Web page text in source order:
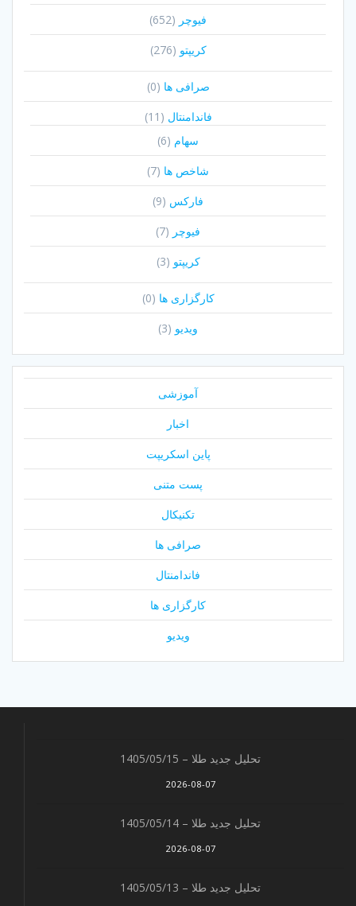
فیوچر (652)
کریپتو (276)
صرافی ها (0)
فاندامنتال (11)
سهام (6)
شاخص ها (7)
فارکس (9)
فیوچر (7)
کریپتو (3)
کارگزاری ها (0)
ویدیو (3)
آموزشی
اخبار
پاین اسکریپت
پست متنی
تکنیکال
صرافی ها
فاندامنتال
کارگزاری ها
ویدیو
تحلیل جدید طلا – 1405/05/15
2026-08-07
تحلیل جدید طلا – 1405/05/14
2026-08-07
تحلیل جدید طلا – 1405/05/13